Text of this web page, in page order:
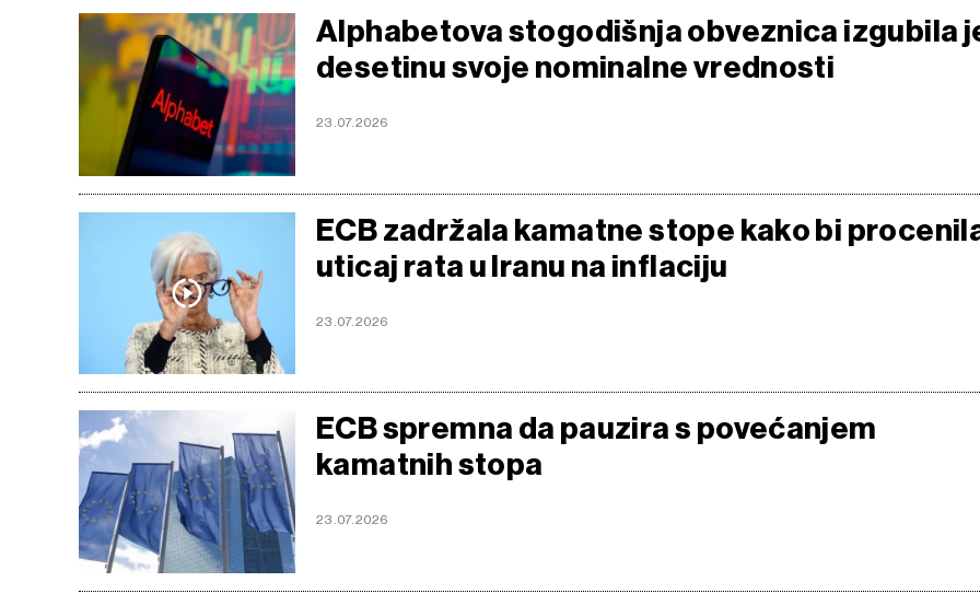
Alphabetova stogodišnja obveznica izgubila
desetinu svoje nominalne vrednosti
23.07.2026
ECB zadržala kamatne stope kako bi
uticaj rata u Iranu na inflaciju
23.07.2026
ECB spremna da pauzira s povećanjem
kamatnih stopa
23.07.2026